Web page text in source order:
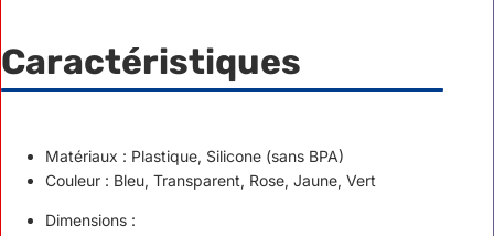
Caractéristiques
Matériaux : Plastique, Silicone (sans BPA)
Couleur : Bleu, Transparent, Rose, Jaune, Vert
Dimensions :